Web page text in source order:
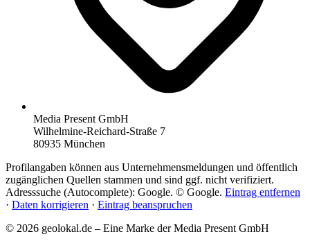
Media Present GmbH
Wilhelmine-Reichard-Straße 7
80935 München
Profilangaben können aus Unternehmensmeldungen und öffentlich
zugänglichen Quellen stammen und sind ggf. nicht verifiziert.
Adresssuche (Autocomplete): Google. © Google. Eintrag entfernen
· Daten korrigieren · Eintrag beanspruchen
© 2026 geolokal.de – Eine Marke der Media Present GmbH